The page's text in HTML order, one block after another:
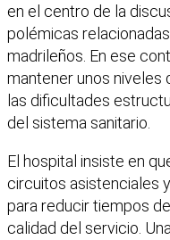
en el centro de la
polémicas
madrileños. En ese
mantener unos niveles
las dificultades
del sistema sanitario.
El hospital insiste en
circuitos asistenciales
para reducir tiempos
calidad del servicio.